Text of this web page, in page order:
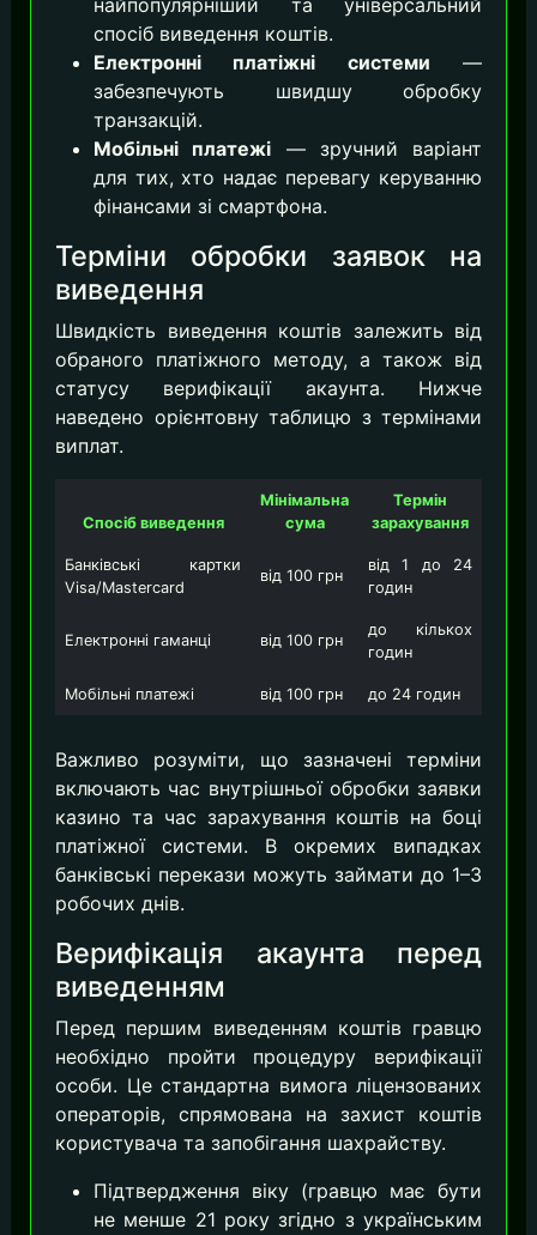
найпопулярніший та універсальний
спосіб виведення коштів.
Електронні платіжні системи —
забезпечують швидшу обробку
транзакцій.
Мобільні платежі — зручний варіант
для тих, хто надає перевагу керуванню
фінансами зі смартфона.
Терміни обробки заявок на
виведення
Швидкість виведення коштів залежить від
обраного платіжного методу, а також від
статусу верифікації акаунта. Нижче
наведено орієнтовну таблицю з термінами
виплат.
Спосіб виведення
Мінімальна
сума
Термін
зарахування
Банківські картки
Visa/Mastercard
від 100 грн
від 1 до 24
годин
Електронні гаманці від 100 грн
до кількох
годин
Мобільні платежі від 100 грн до 24 годин
Важливо розуміти, що зазначені терміни
включають час внутрішньої обробки заявки
казино та час зарахування коштів на боці
платіжної системи. В окремих випадках
банківські перекази можуть займати до 1–3
робочих днів.
Верифікація акаунта перед
виведенням
Перед першим виведенням коштів гравцю
необхідно пройти процедуру верифікації
особи. Це стандартна вимога ліцензованих
операторів, спрямована на захист коштів
користувача та запобігання шахрайству.
Підтвердження віку (гравцю має бути
не менше 21 року згідно з українським